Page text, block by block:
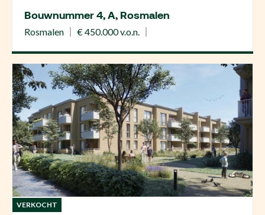
Bouwnummer 4, A, Rosmalen
Rosmalen € 450.000 v.o.n.
VERKOCHT